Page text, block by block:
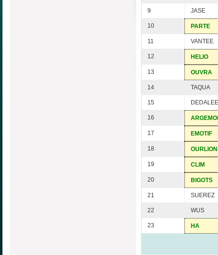
9 JASE
10 PARTE
11 VANTEE
12 HELIO
13 OUVRA
14 TAQUA
15
16
17 EMOTIF
18
19 CLIM
20 BIGOTS
21 SUEREZ
22 WUS
23 HA